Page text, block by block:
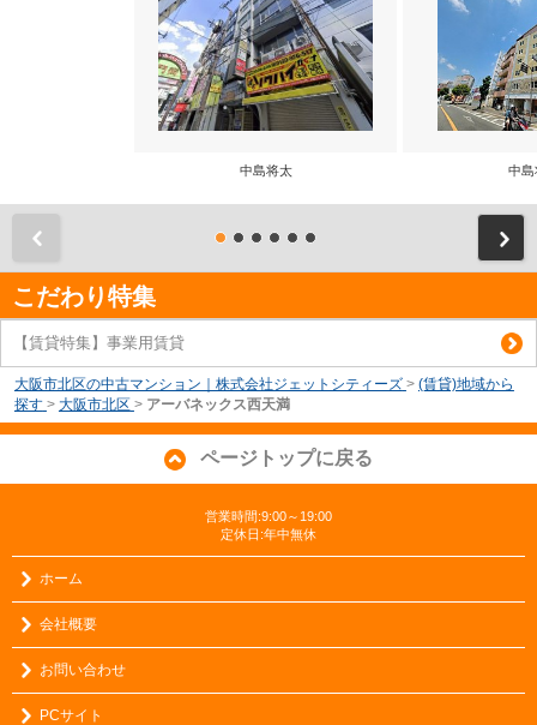
中島将太 中島
こだわり特集
【賃貸特集】事業用賃貸
大阪市北区の中古マンション｜株式会社ジェットシティーズ > (賃貸)地域から
探す > 大阪市北区 > アーバネックス西天満
ページトップに戻る
営業時間:9:00～19:00
定休日:年中無休
ホーム
会社概要
お問い合わせ
PCサイト